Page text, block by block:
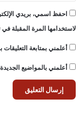
احفظ اسمي، بريدي
لاستخدامها المرة المقبلة في
أعلمني بمتابعة التعليقات
أعلمني بالمواضيع